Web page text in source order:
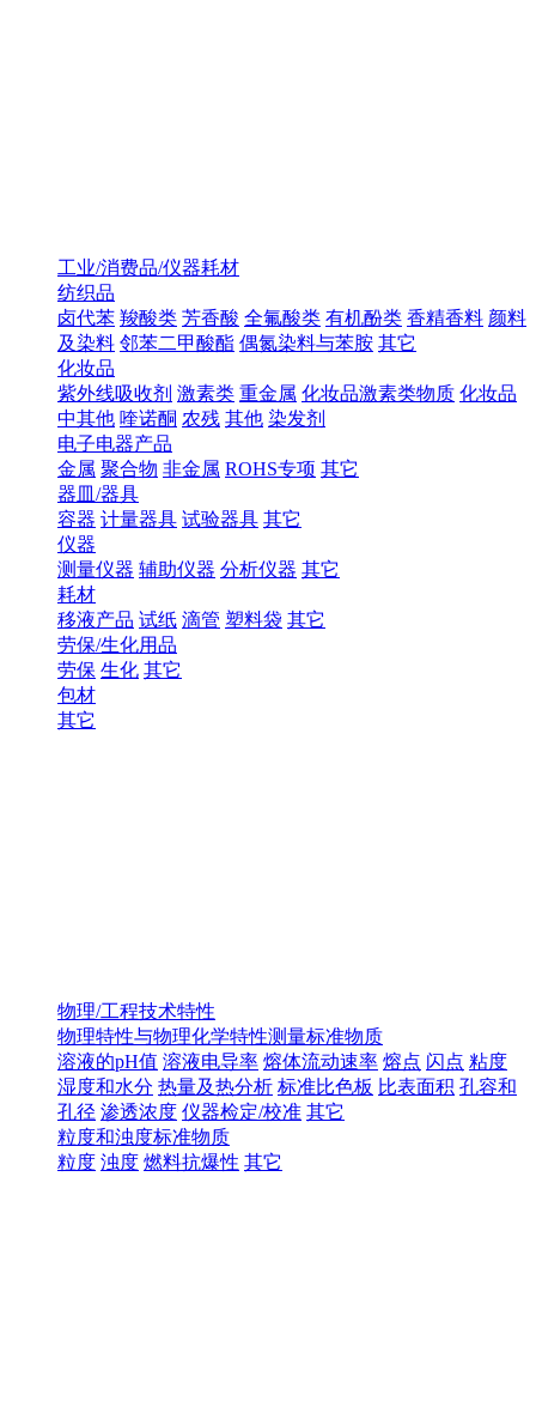
工业/消费品/仪器耗材
纺织品
卤代苯 羧酸类 芳香酸 全氟酸类 有机酚类 香精香料 颜料
及染料 邻苯二甲酸酯 偶氮染料与苯胺 其它
化妆品
紫外线吸收剂 激素类 重金属 化妆品激素类物质 化妆品
中其他 喹诺酮 农残 其他 染发剂
电子电器产品
金属 聚合物 非金属 ROHS专项 其它
器皿/器具
容器 计量器具 试验器具 其它
仪器
测量仪器 辅助仪器 分析仪器 其它
耗材
移液产品 试纸 滴管 塑料袋 其它
劳保/生化用品
劳保 生化 其它
包材
其它
物理/工程技术特性
物理特性与物理化学特性测量标准物质
溶液的pH值 溶液电导率 熔体流动速率 熔点 闪点 粘度
湿度和水分 热量及热分析 标准比色板 比表面积 孔容和
孔径 渗透浓度 仪器检定/校准 其它
粒度和浊度标准物质
粒度 浊度 燃料抗爆性 其它